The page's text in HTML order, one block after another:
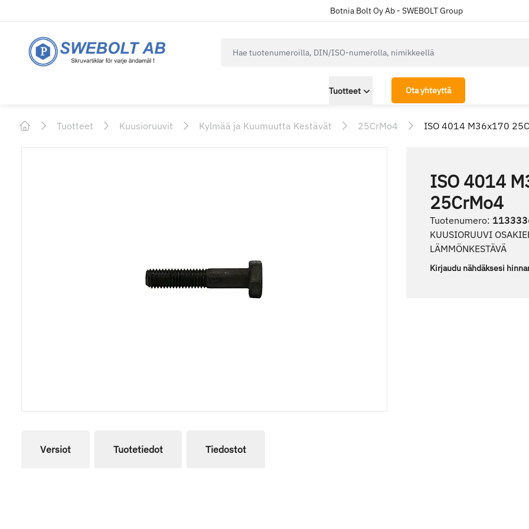
Botnia Bolt Oy Ab - SWEBOLT Group
Tuotteet Ota yhteyttä
Tuotteet Kuusioruuvit Kylmää ja Kuumuutta Kestävät 25CrMo4 ISO 4014 M36x170
ISO 4014
25CrMo4
Tuotenumero:
KUUSIORUUVI
LÄMMÖNKESTÄVÄ
Kirjaudu nähdäksesi
Versiot Tuotetiedot Tiedostot